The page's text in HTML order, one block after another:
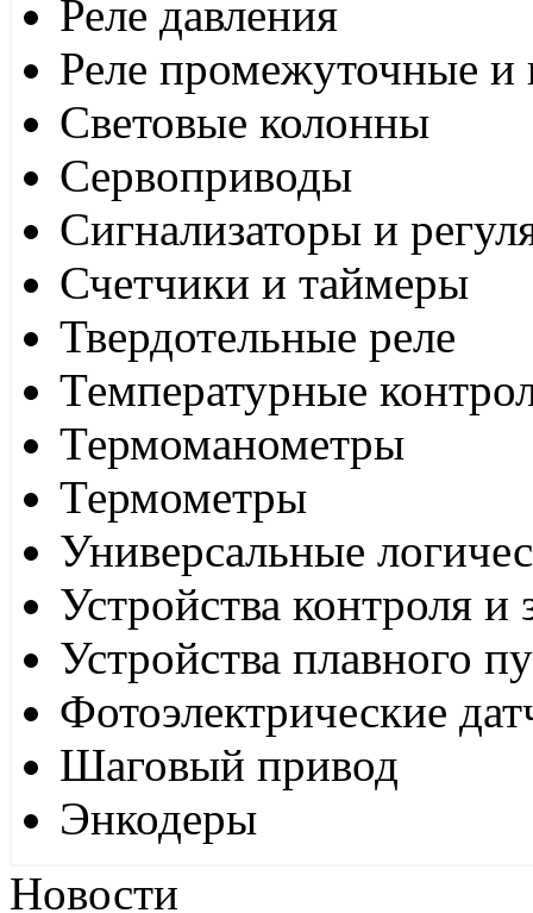
Реле давления
Реле промежуточные и
Световые колонны
Сервоприводы
Сигнализаторы и
Счетчики и таймеры
Твердотельные реле
Температурные
Термоманометры
Термометры
Универсальные
Устройства контроля
Устройства плавного
Фотоэлектрические
Шаговый привод
Энкодеры
Новости